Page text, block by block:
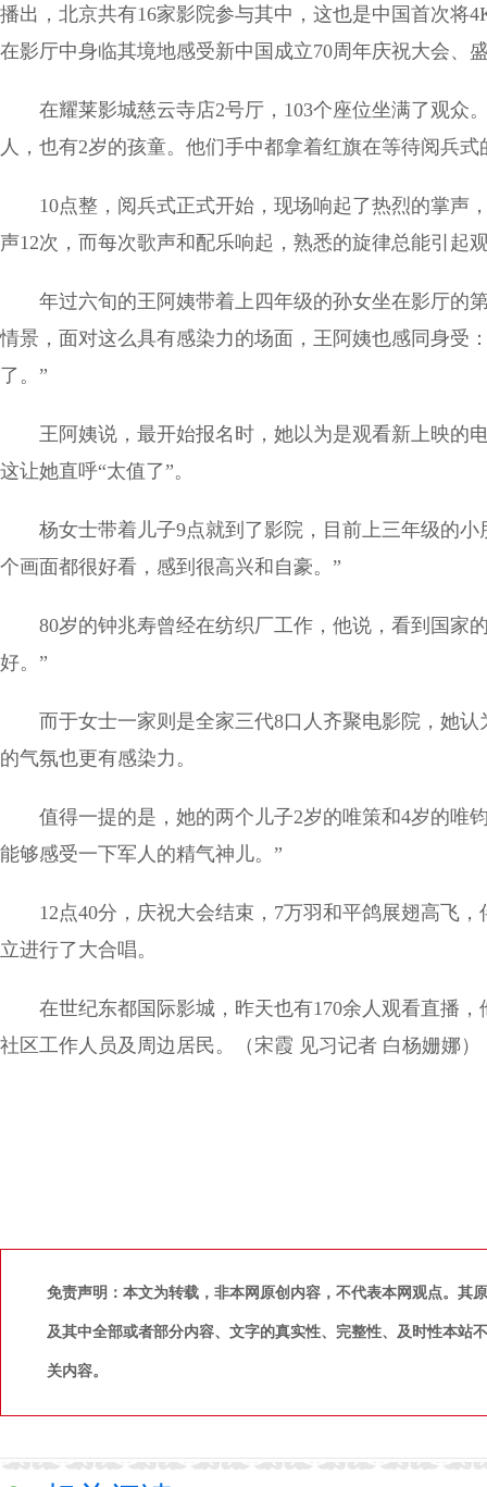
播出，北京共有16家影院参与其中，这也是中国首次将
在影厅中身临其境地感受新中国成立70周年庆祝大会、
在耀莱影城慈云寺店2号厅，103个座位坐满了观众
人，也有2岁的孩童。他们手中都拿着红旗在等待阅兵式
10点整，阅兵式正式开始，现场响起了热烈的掌声
声12次，而每次歌声和配乐响起，熟悉的旋律总能引起
年过六旬的王阿姨带着上四年级的孙女坐在影厅的
情景，面对这么具有感染力的场面，王阿姨也感同身受
了。”
王阿姨说，最开始报名时，她以为是观看新上映的
这让她直呼“太值了”。
杨女士带着儿子9点就到了影院，目前上三年级的
个画面都很好看，感到很高兴和自豪。”
80岁的钟兆寿曾经在纺织厂工作，他说，看到国家
好。”
而于女士一家则是全家三代8口人齐聚电影院，她
的气氛也更有感染力。
值得一提的是，她的两个儿子2岁的唯策和4岁的唯
能够感受一下军人的精气神儿。”
12点40分，庆祝大会结束，7万羽和平鸽展翅高飞
立进行了大合唱。
在世纪东都国际影城，昨天也有170余人观看直播
社区工作人员及周边居民。（宋霞 见习记者 白杨姗娜）
免责声明：本文为转载，非本网原创内容，不代表本网观点。其
及其中全部或者部分内容、文字的真实性、完整性、及时性本站
关内容。